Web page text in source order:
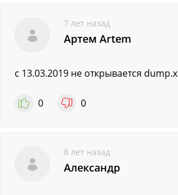
7 лет назад
Артем Artem
c 13.03.2019 не открывается
0 0
8 лет назад
Александр